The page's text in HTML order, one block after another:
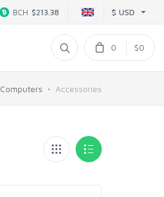
$ USD
BCH $213.38
0 $0
Computers Accessories